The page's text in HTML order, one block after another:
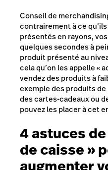
Conseil de
contrairement à ce
présentés en rayons,
quelques secondes à
produit présenté au
cela qu’on les appelle «
vendez des produits à
exemple des produits
des cartes-cadeaux ou
pouvez les placer à cet
4 astuces
de caisse »